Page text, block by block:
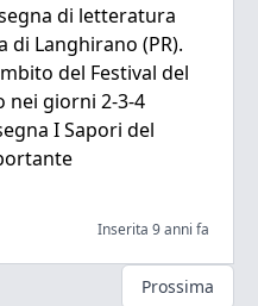
di letteratura
di Langhirano (PR).
del Festival del
nei giorni 2-3-4
I Sapori del
Inserita 9 anni fa
Prossima